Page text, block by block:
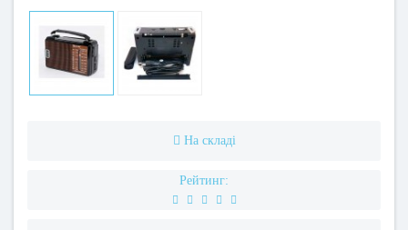
На складі
Рейтинг: